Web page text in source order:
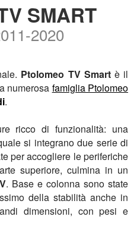
SMART
2020
Ptolomeo TV Smart
numerosa famiglia Ptolomeo
.
per accogliere le periferiche
. Base e colonna sono state
della stabilità anche in
dimensioni, con pesi e